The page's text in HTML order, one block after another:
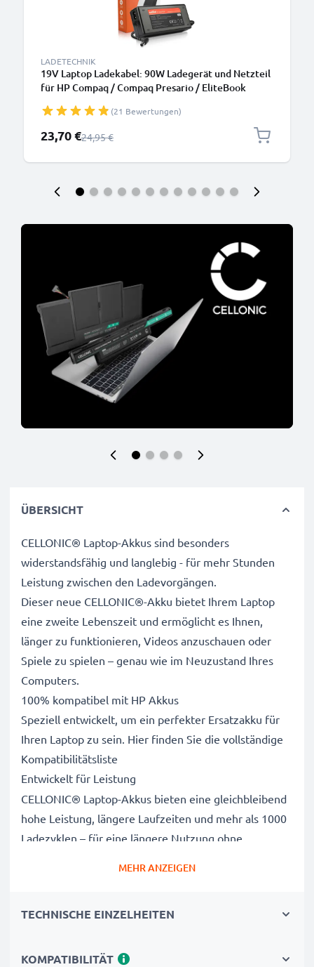
LADETECHNIK
19V Laptop Ladekabel: 90W Ladegerät und Netzteil
für HP Compaq / Compaq Presario / EliteBook
ProBook 6570B Notebook PCs - 2.6m Netzkabel
463955-001
(21 Bewertungen)
Sonderpreis
23,70 €Regulärer Preis
24,95 €
ÜBERSICHT
CELLONIC® Laptop-Akkus sind besonders
widerstandsfähig und langlebig - für mehr Stunden
Leistung zwischen den Ladevorgängen.
Dieser neue CELLONIC®-Akku bietet Ihrem Laptop
eine zweite Lebenszeit und ermöglicht es Ihnen,
länger zu funktionieren, Videos anzuschauen oder
Spiele zu spielen – genau wie im Neuzustand Ihres
Computers.
100% kompatibel mit HP Akkus
Speziell entwickelt, um ein perfekter Ersatzakku für
Ihren Laptop zu sein. Hier finden Sie die vollständige
Kompatibilitätsliste
Entwickelt für Leistung
CELLONIC® Laptop-Akkus bieten eine gleichbleibend
hohe Leistung, längere Laufzeiten und mehr als 1000
Ladezyklen – für eine längere Nutzung ohne
Unsere Akkuzellen der Klasse A werden rigoros
gewährleisten, und verfügen über einen integrierten
MEHR ANZEIGEN
TECHNISCHE EINZELHEITEN
KOMPATIBILITÄT